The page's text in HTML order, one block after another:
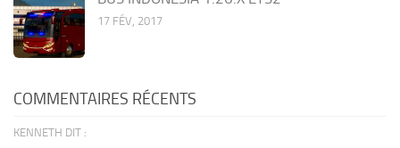
17 FÉV, 2017
COMMENTAIRES RÉCENTS
KENNETH DIT :